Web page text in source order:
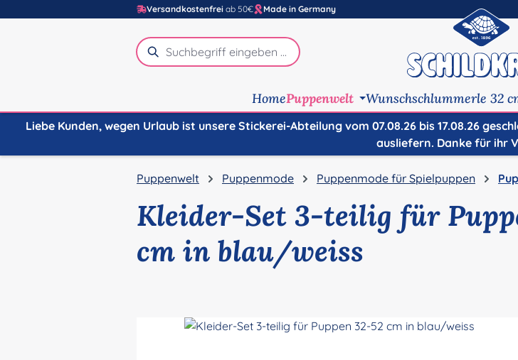
Hauptinhalt springen
Zur Suche springen
Zur Hauptnavigation springen
Versandkostenfrei ab 50€ Made in Germany
HomePuppenwelt Wunschschlummerle 32
Liebe Kunden, wegen Urlaub ist unsere Stickerei-Abteilung vom 07.08.26 bis 17.08.26
ausliefern. Danke für ihr
Puppenwelt Puppenmode Puppenmode für Spielpuppen
Kleider-Set 3-teilig für
cm in blau/weiss